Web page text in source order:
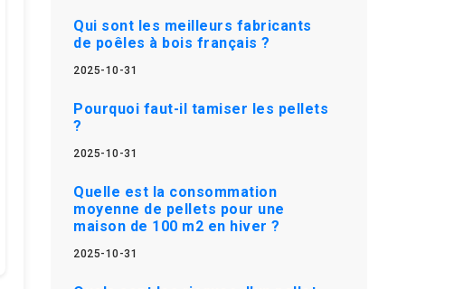
Qui sont les meilleurs fabricants
de poêles à bois français ?
2025-10-31
Pourquoi faut-il tamiser les pellets
?
2025-10-31
Quelle est la consommation
moyenne de pellets pour une
maison de 100 m2 en hiver ?
2025-10-31